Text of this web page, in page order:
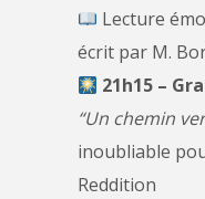
Lecture
écrit par M.
21h15 –
“Un chemin
inoubliable
Reddition